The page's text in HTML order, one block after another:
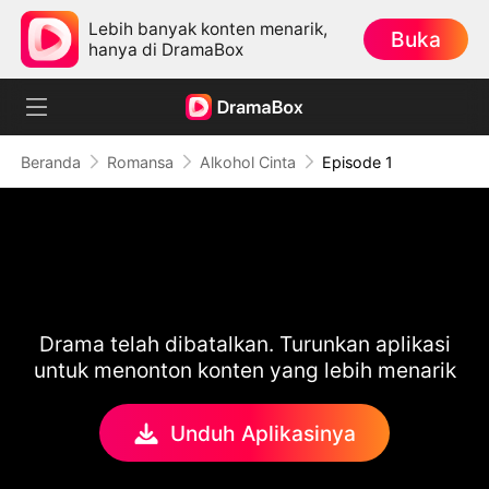
Lebih banyak konten menarik,
hanya di DramaBox
Buka
Beranda Romansa Alkohol Cinta Episode 1
Drama telah dibatalkan. Turunkan aplikasi
untuk menonton konten yang lebih menarik
Unduh Aplikasinya